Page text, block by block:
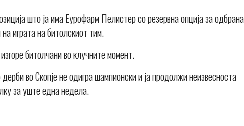
што ја има Еурофарм Пелистер со резервна опција за одбрана
играта на битолскиот тим.
битолчани во клучните момент.
во Скопје не одигра шампионски и ја продолжи неизвесноста
за уште една недела.